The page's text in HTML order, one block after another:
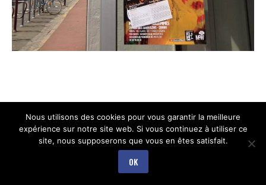
Nous utilisons des cookies pour vous garantir la meilleure
expérience sur notre site web. Si vous continuez à utiliser ce
site, nous supposerons que vous en êtes satisfait.
OK